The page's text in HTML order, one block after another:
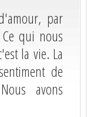
par
qui nous
la vie. La
de
avons